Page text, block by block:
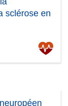
sclérose en